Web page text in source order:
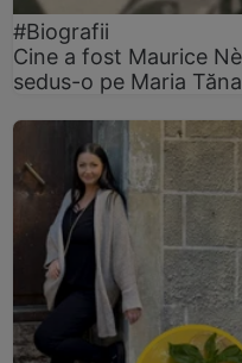
#Biografii
Cine a fost Maurice
sedus-o pe Maria